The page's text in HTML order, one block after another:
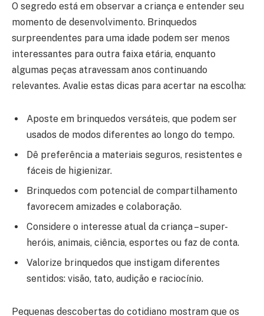
O segredo está em observar a criança e entender seu
momento de desenvolvimento. Brinquedos
surpreendentes para uma idade podem ser menos
interessantes para outra faixa etária, enquanto
algumas peças atravessam anos continuando
relevantes. Avalie estas dicas para acertar na escolha:
Aposte em brinquedos versáteis, que podem ser
usados de modos diferentes ao longo do tempo.
Dê preferência a materiais seguros, resistentes e
fáceis de higienizar.
Brinquedos com potencial de compartilhamento
favorecem amizades e colaboração.
Considere o interesse atual da criança – super-
heróis, animais, ciência, esportes ou faz de conta.
Valorize brinquedos que instigam diferentes
sentidos: visão, tato, audição e raciocínio.
Pequenas descobertas do cotidiano mostram que os